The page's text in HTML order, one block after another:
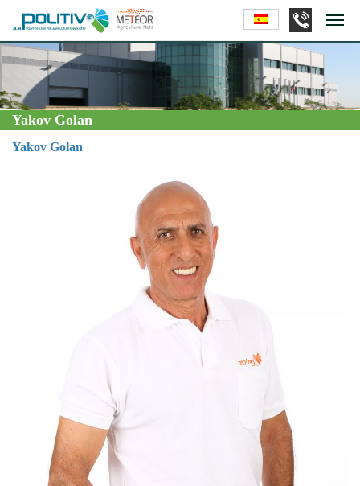
Yakov Golan
Yakov Golan